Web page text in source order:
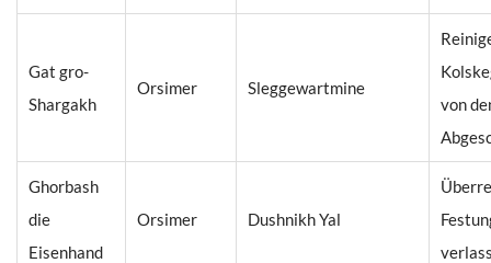
Gat gro-
Shargakh
Orsimer Sleggewartmine
von
Ghorbash
die
Eisenhand
Orsimer Dushnikh Yal